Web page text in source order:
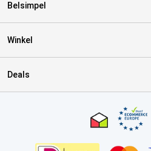
Belsimpel
Winkel
Deals